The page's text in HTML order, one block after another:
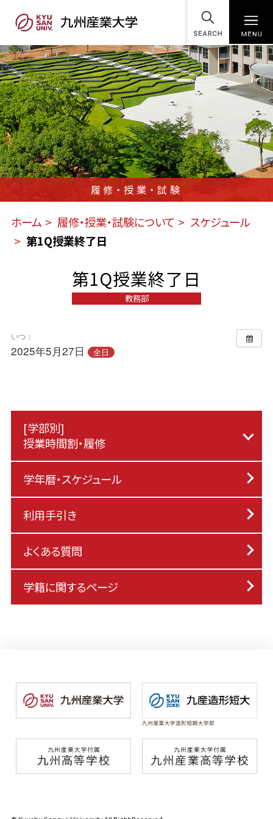
SEARCH
履修・授業・試験
ホーム 履修・授業・試験について
スケジュール
第1Q授業終了日
第1Q授業終了日
教務部
いつ：
2025年5月27日 全日
[学部別]
授業時間割・履修
学年暦・スケジュール
利用手引き
よくある質問
学籍に関するページ